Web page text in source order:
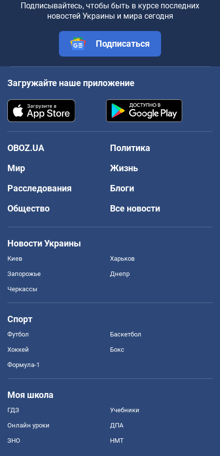
Подписывайтесь, чтобы быть в курсе последних
новостей Украины и мира сегодня
Подписаться
Загружайте наше приложение
OBOZ.UA
Политика
Мир
Жизнь
Расследования
Блоги
Общество
Все новости
Новости Украины
Киев Харьков
Запорожье Днепр
Черкассы
Спорт
Футбол Баскетбол
Хоккей Бокс
Формула-1
Моя школа
ГДЗ Учебники
Онлайн уроки ДПА
ЗНО НМТ